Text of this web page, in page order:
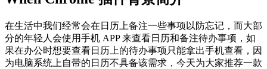
在生活中我们经常会在日历上备注一些事项以防忘记，而大部
分的年轻人会使用手机 APP 来查看日历和备注待办事项，如
果在办公时想要查看日历上的待办事项只能拿出手机查看，因
为电脑系统上自带的日历不具备该需求，今天为大家推荐一款